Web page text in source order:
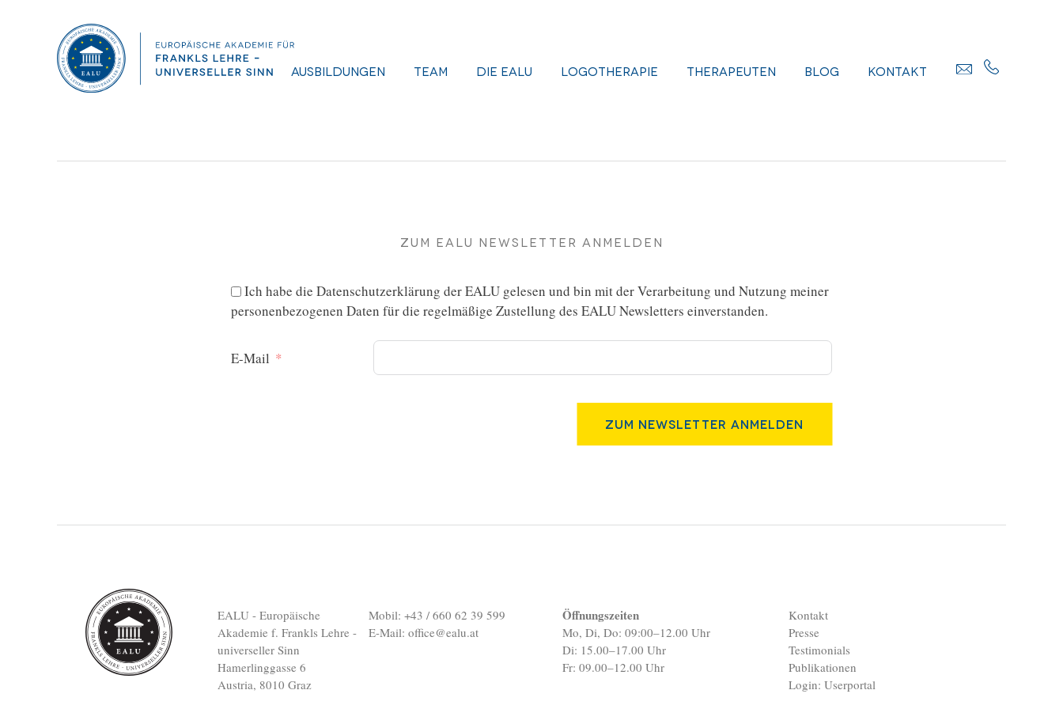
Ausbildungen Team Die EALU Logotherapie Therapeuten Blog Kontakt
Diplomarbeit, Uhl Raffaela
Dateigröße: 1.22 MBDateiformat :
Zum EALU Newsletter anmelden
Ich habe die Datenschutzerklärung der EALU gelesen und bin mit der Verarbeitung und Nutzung meiner
personenbezogenen Daten für die regelmäßige Zustellung des EALU Newsletters einverstanden.
E-Mail
Zum Newsletter Anmelden
EALU - Europäische
Akademie f. Frankls Lehre -
universeller Sinn
Hamerlinggasse 6
Austria, 8010 Graz
Mobil: +43 / 660 62 39 599
E-Mail:office@ealu.at
Öffnungszeiten
Mo, Di, Do: 09:00–12.00 Uhr
Di: 15.00–17.00 Uhr
Fr: 09.00–12.00 Uhr
Kontakt
Presse
Testimonials
Publikationen
Login: Userportal